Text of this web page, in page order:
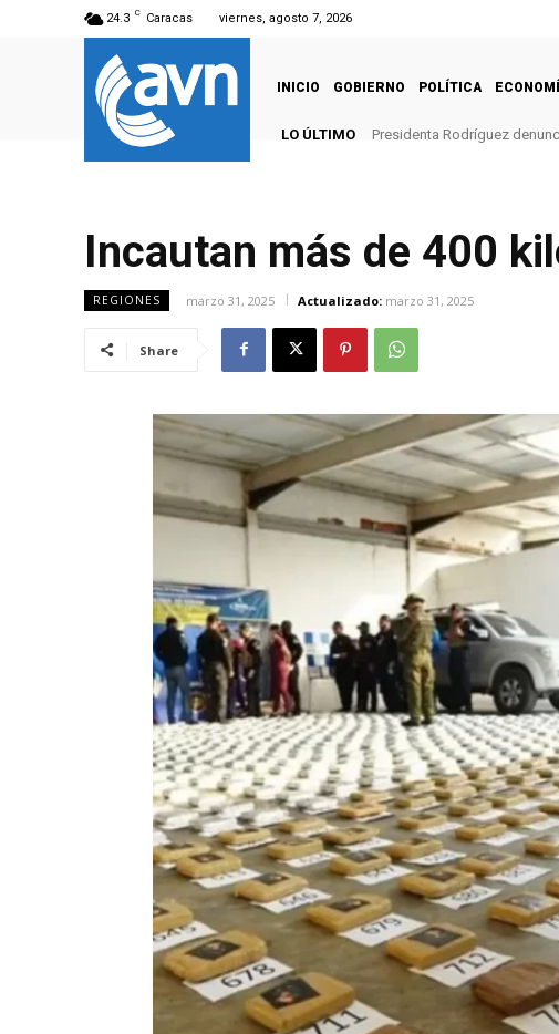
24.3 C Caracas viernes, agosto 7, 2026
INICIO GOBIERNO POLÍTICA
LO ÚLTIMO Presidenta Rodríguez
Incautan más de 400
REGIONES marzo 31, 2025 Actualizado: marzo 31, 2025
Share